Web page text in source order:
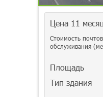
Цена 11
Стоимость
обслуживания
Площадь
Тип здания